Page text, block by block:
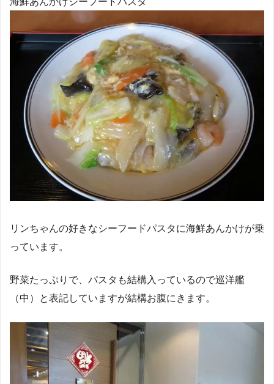
リンちゃんの好きなシーフードパスタに海鮮あんかけが乗
っています。
野菜たっぷりで、パスタも結構入っているので巡洋艦
（中）と表記していますが結構お腹にきます。